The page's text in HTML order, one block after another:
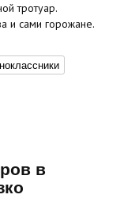
тротуар.
и сами горожане.
в